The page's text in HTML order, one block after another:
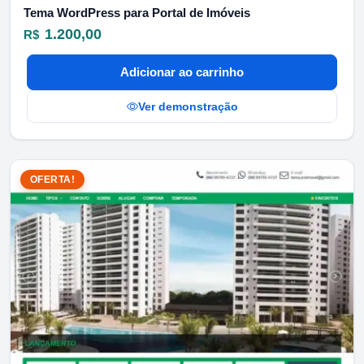
Tema WordPress para Portal de Imóveis
R$ 1.200,00
Adicionar ao carrinho
Ver demonstração
OFERTA!